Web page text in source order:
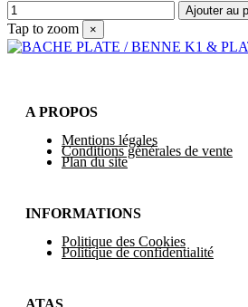
Ajouter au
Tap to zoom ×
A PROPOS
Mentions légales
Conditions générales de vente
Plan du site
INFORMATIONS
Politique des Cookies
Politique de confidentialité